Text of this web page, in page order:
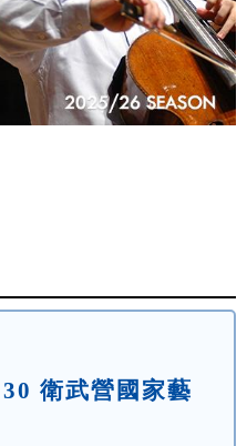
衛武營國家藝